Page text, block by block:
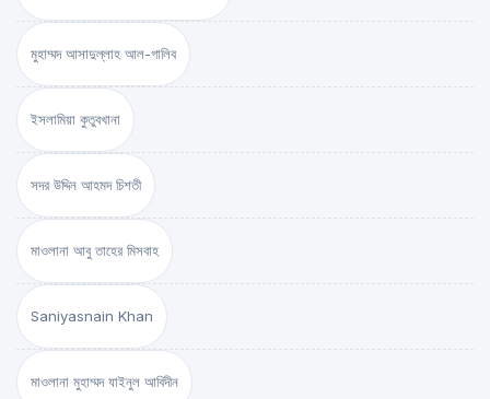
মুহাম্মদ আসাদুল্লাহ আল-গালিব
ইসলামিয়া কুতুবখানা
সদর উদ্দিন আহমদ চিশতী
মাওলানা আবু তাহের মিসবাহ
Saniyasnain Khan
মাওলানা মুহাম্মদ যাইনুল আবিদীন